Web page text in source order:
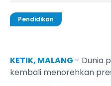
Pendidikan
KETIK, MALANG – Dunia
kembali menorehkan